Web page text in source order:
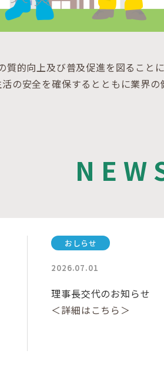
質的向上及び普及促進を図ること
の安全を確保するとともに業界の
おしらせ
2026.07.01
理事長交代のお知らせ
＜詳細はこちら＞